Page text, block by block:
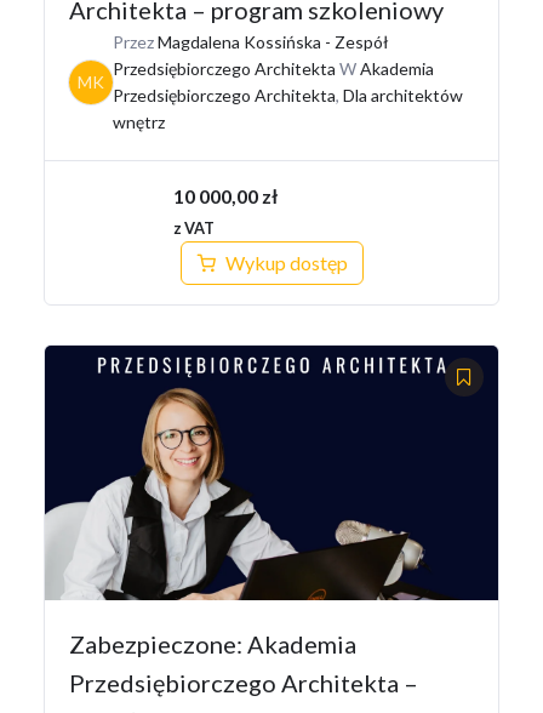
Architekta – program szkoleniowy
MK
PrzezMagdalena Kossińska - Zespół
Przedsiębiorczego Architekta WAkademia
Przedsiębiorczego Architekta, Dla architektów
wnętrz
10 000,00 zł
z VAT
Wykup dostęp
Zabezpieczone: Akademia
Przedsiębiorczego Architekta –